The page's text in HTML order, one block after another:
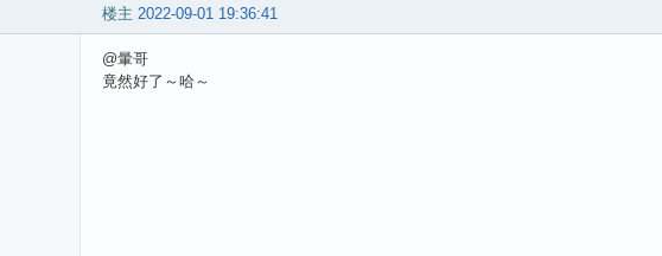
楼主 2022-09-01 19:36:41
@暈哥
竟然好了～哈～